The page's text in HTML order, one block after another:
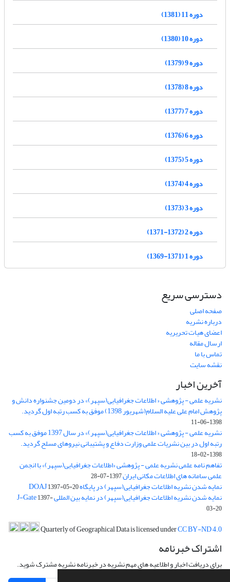
دوره 11 (1381)
دوره 10 (1380)
دوره 9 (1379)
دوره 8 (1378)
دوره 7 (1377)
دوره 6 (1376)
دوره 5 (1375)
دوره 4 (1374)
دوره 3 (1373)
دوره 2 (1372-1371)
دوره 1 (1371-1369)
دسترسی سریع
صفحه اصلی
درباره نشریه
اعضای هیات تحریریه
ارسال مقاله
تماس با ما
نقشه سایت
آخرین اخبار
نشریه علمی - پژوهشی « اطلاعات جغرافیایی(سپهر)» در دومین جشنواره دانش و
پژوهش امام علی علیه السلام(شهریور 1398) موفق به کسب رتبه اول گردید.
1398-06-11
نشریه علمی - پژوهشی « اطلاعات جغرافیایی(سپهر)» در سال 1397 موفق به کسب
رتبه اول در بین نشریات علمی وزارت دفاع و پشتیبانی نیروهای مسلح گردید.
1398-02-18
تفاهم نامه علمی نشریه علمی - پژوهشی «اطلاعات جغرافیایی(سپهر)» با انجمن
علمی سامانه های اطلاعات مکانی ایران1397-07-28
نمایه شدن نشریه اطلاعات جغرافیایی(سپهر) در پایگاه DOAJ1397-05-20
نمایه شدن نشریه اطلاعات جغرافیایی(سپهر) در نمایه بین المللی J-Gate1397-
03-20
Quarterly of Geographical Data is licensed underCC BY-ND 4.0
اشتراک خبرنامه
برای دریافت اخبار و اطلاعیه های مهم نشریه در خبرنامه نشریه مشترک شوید.